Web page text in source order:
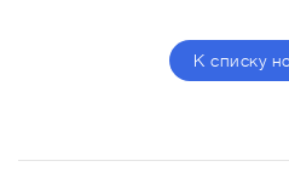
К списку